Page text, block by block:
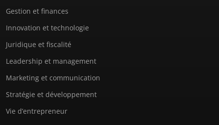
Gestion et finances
Innovation et technologie
Juridique et fiscalité
Leadership et management
Marketing et communication
Stratégie et développement
Vie d’entrepreneur